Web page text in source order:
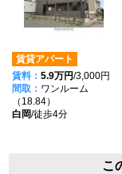
賃貸アパート
賃料： 5.9万円/3,000円
間取： ワンルーム
（18.84）
白岡/徒歩4分
こ